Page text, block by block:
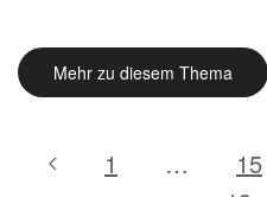
Mehr zu diesem Thema
1 … 15